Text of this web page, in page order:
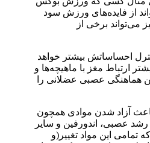
از فایده‌های ورزش سود
می‌تواند برخی از
احساساتش بیشتر خواهد
ارتباط مغز با ماهیچه‌ها و
هماهنگی عصبی عضلانی را
آزاد شدن موادی همچون
رشد عصبی، اندورفین و سایر
تمامی این مواد تغییر(و